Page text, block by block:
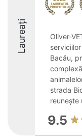
Laureați
Oliver-
Bacău,
strada
reunește
9.5